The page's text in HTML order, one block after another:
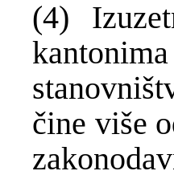
(4)
čine više